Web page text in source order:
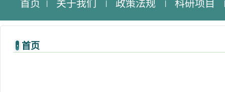
首页 | 关于我们 | 政策法规 | 科研项目 |
首页